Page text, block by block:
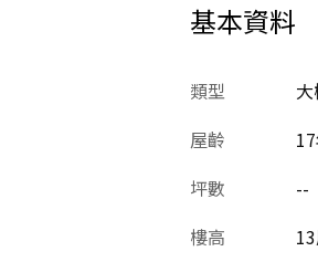
基本資料
類型
屋齡
17
坪數
--
樓高